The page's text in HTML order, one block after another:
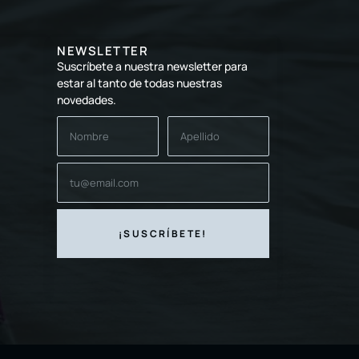
NEWSLETTER
Suscríbete a nuestra newsletter para
estar al tanto de todas nuestras
novedades.